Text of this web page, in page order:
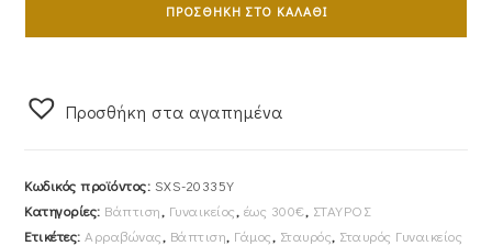
Aλυσίδα
Χρυσός
20335Y
ποσότητα
ΠΡΟΣΘΉΚΗ ΣΤΟ ΚΑΛΆΘΙ
Προσθήκη στα αγαπημένα
Κωδικός προϊόντος: SXS-20335Y
Κατηγορίες: Βάπτιση, Γυναικείος, έως 300€, ΣΤΑΥΡΟΣ
Ετικέτες: Αρραβώνας, Βάπτιση, Γάμος, Σταυρός, Σταυρός Γυναικείος